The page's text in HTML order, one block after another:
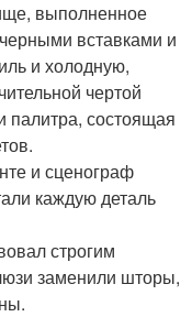
выполненное
вставками и
и холодную,
чертой
палитра, состоящая
и сценограф
каждую деталь
строгим
заменили шторы,